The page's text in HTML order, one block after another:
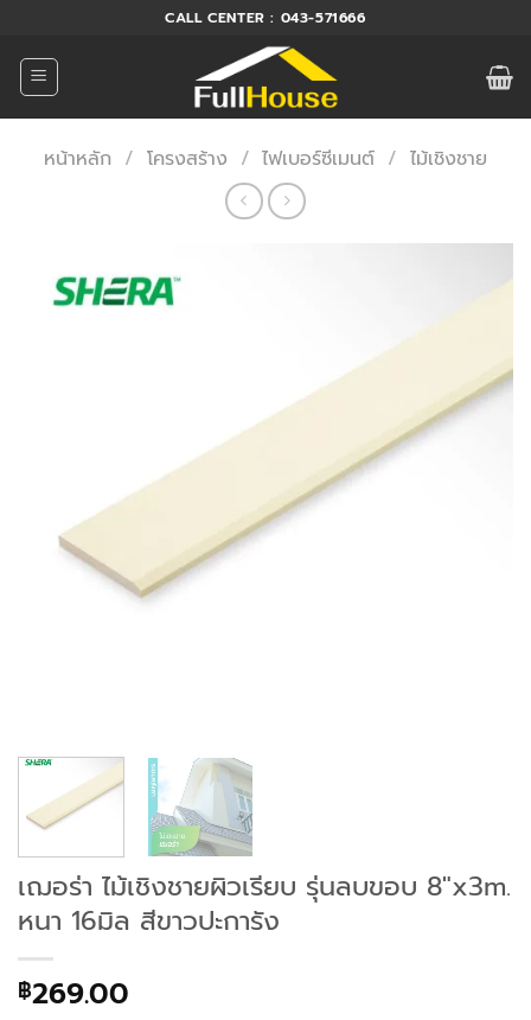
ยัง
เนื้อหา
CALL CENTER : 043-571666
หน้าหลัก / โครงสร้าง / ไฟเบอร์ซีเมนต์ / ไม้เชิงชาย
เฌอร่า ไม้เชิงชายผิวเรียบ รุ่นลบขอบ 8″x3m.
หนา 16มิล สีขาวปะการัง
฿269.00